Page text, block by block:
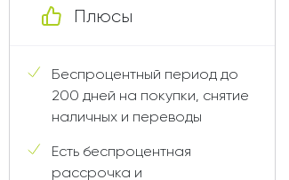
Плюсы
Беспроцентный период до
200 дней на покупки, снятие
наличных и переводы
Есть беспроцентная
рассрочка и